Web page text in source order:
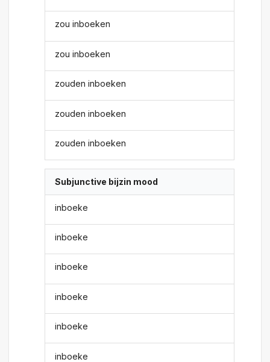
zou inboeken
zou inboeken
zouden inboeken
zouden inboeken
zouden inboeken
Subjunctive bijzin mood
inboeke
inboeke
inboeke
inboeke
inboeke
inboeke